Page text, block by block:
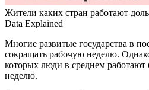
Жители каких стран работают
Data Explained
Многие развитые государства в
сокращать рабочую неделю.
которых люди в среднем работают
неделю.